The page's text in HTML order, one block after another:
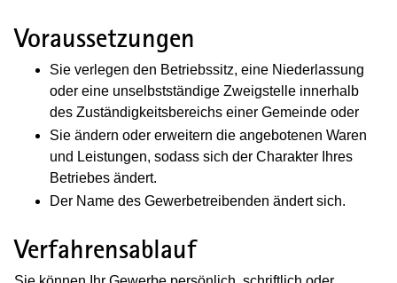
Voraussetzungen
Sie verlegen den Betriebssitz, eine Niederlassung
oder eine unselbstständige Zweigstelle innerhalb
des Zuständigkeitsbereichs einer Gemeinde oder
Sie ändern oder erweitern die angebotenen Waren
und Leistungen, sodass sich der Charakter Ihres
Betriebes ändert.
Der Name des Gewerbetreibenden ändert sich.
Verfahrensablauf